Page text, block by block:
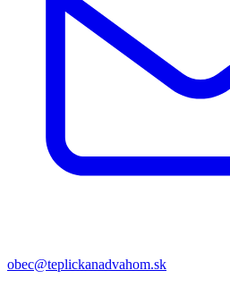
obec@teplickanadvahom.sk